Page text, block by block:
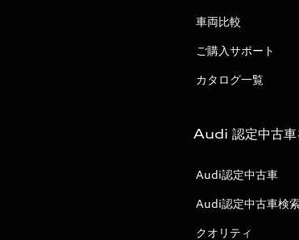
車両比較
ご購入サポート
カタログ一覧
Audi 認定中古車
Audi認定中古車
Audi認定中古車検
クオリティ